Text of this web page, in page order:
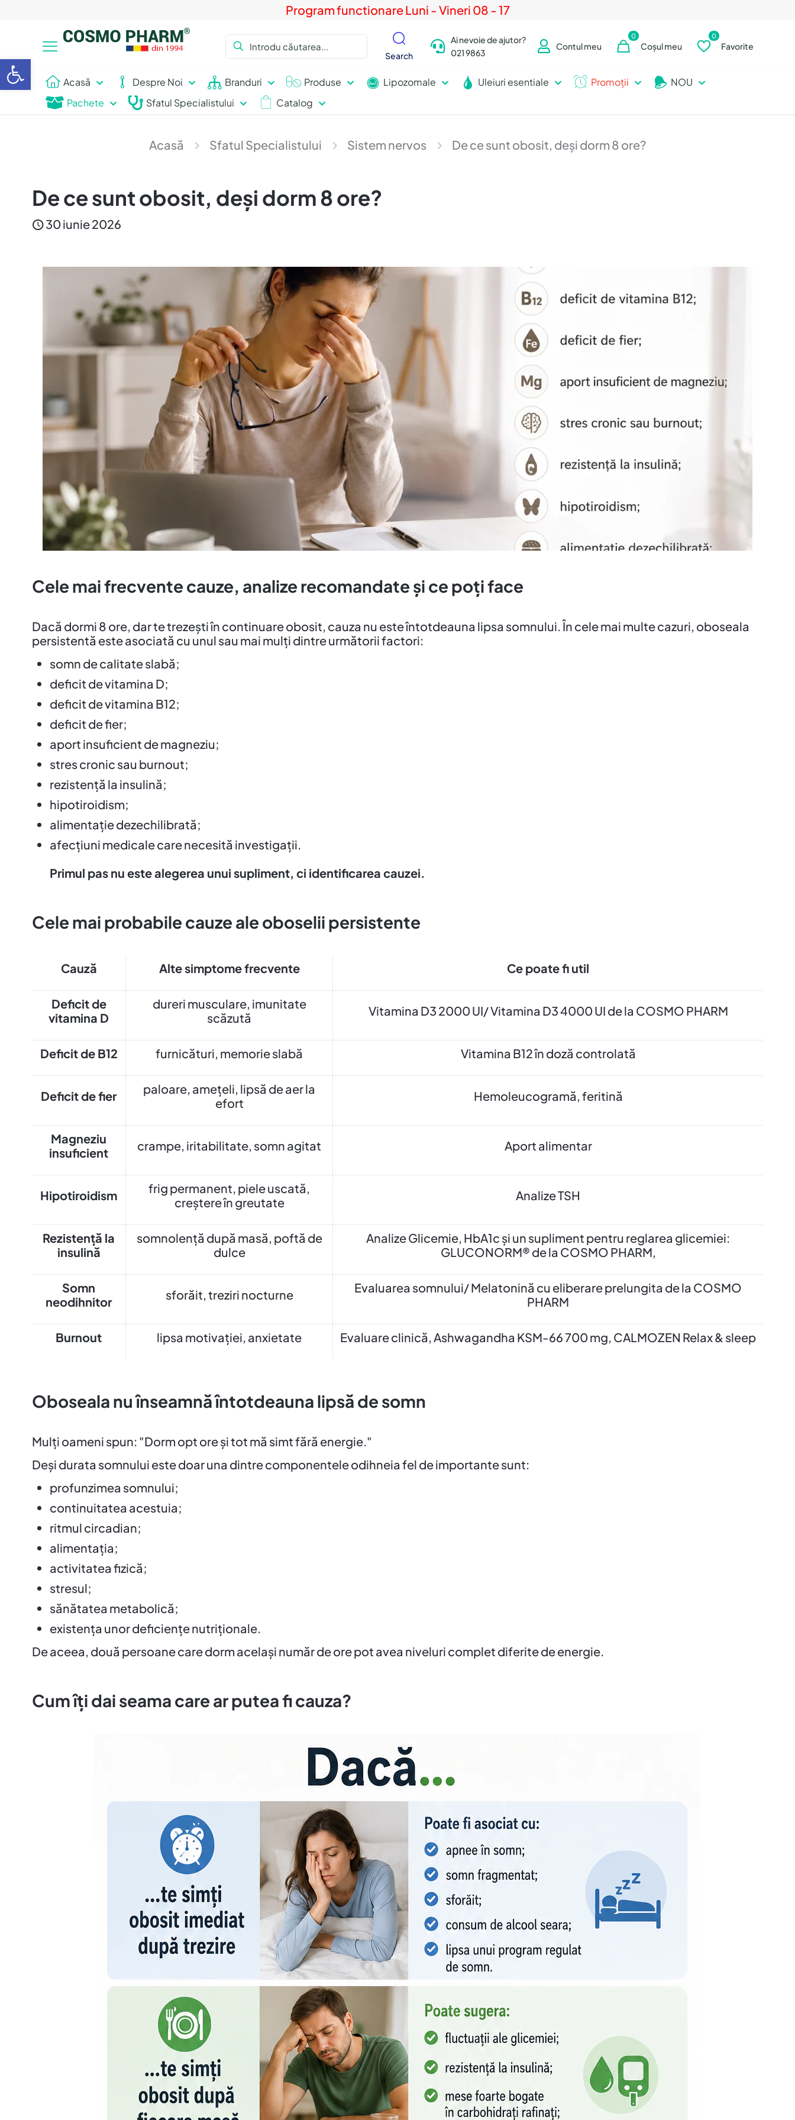
Program functionare Luni - Vineri 08 - 17
Search
Ai nevoie de ajutor?
021 9863
Contul meu
0
Coșul meu
0
Favorite
Acasă Despre Noi Branduri Produse Lipozomale Uleiuri esentiale Promoții
NOU
Pachete
Sfatul Specialistului Catalog
Acasă Sfatul Specialistului Sistem nervos De ce sunt obosit, deși dorm 8 ore?
De ce sunt obosit, deși dorm 8 ore?
30 iunie 2026
Cele mai frecvente cauze, analize recomandate și ce poți face
Dacă dormi 8 ore, dar te trezești în continuare obosit, cauza nu este întotdeauna lipsa somnului. În cele mai multe cazuri, oboseala
persistentă este asociată cu unul sau mai mulți dintre următorii factori:
somn de calitate slabă;
deficit de vitamina D;
deficit de vitamina B12;
deficit de fier;
aport insuficient de magneziu;
stres cronic sau burnout;
rezistență la insulină;
hipotiroidism;
alimentație dezechilibrată;
afecțiuni medicale care necesită investigații.
Primul pas nu este alegerea unui supliment, ci identificarea cauzei.
Cele mai probabile cauze ale oboselii persistente
Cauză Alte simptome frecvente Ce poate fi util
Deficit de
vitamina D
dureri musculare, imunitate
scăzută
Vitamina D3 2000 UI/ Vitamina D3 4000 UI de la COSMO PHARM
Deficit de B12 furnicături, memorie slabă Vitamina B12 în doză controlată
Deficit de fier
paloare, amețeli, lipsă de aer la
efort
Hemoleucogramă, feritină
Magneziu
insuficient
crampe, iritabilitate, somn agitat Aport alimentar
Hipotiroidism
frig permanent, piele uscată,
creștere în greutate
Analize TSH
Rezistență la
insulină
somnolență după masă, poftă de
dulce
Analize Glicemie, HbA1c și un supliment pentru reglarea glicemiei:
GLUCONORM® de la COSMO PHARM,
Somn
neodihnitor
sforăit, treziri nocturne
Evaluarea somnului/ Melatonină cu eliberare prelungita de la COSMO
PHARM
Burnout lipsa motivației, anxietate Evaluare clinică, Ashwagandha KSM-66 700 mg, CALMOZEN Relax & sleep
Oboseala nu înseamnă întotdeauna lipsă de somn
Mulți oameni spun: "Dorm opt ore și tot mă simt fără energie."
Deși durata somnului este doar una dintre componentele odihneia fel de importante sunt:
profunzimea somnului;
continuitatea acestuia;
ritmul circadian;
alimentația;
activitatea fizică;
stresul;
sănătatea metabolică;
existența unor deficiențe nutriționale.
De aceea, două persoane care dorm același număr de ore pot avea niveluri complet diferite de energie.
Cum îți dai seama care ar putea fi cauza?
Deschide bara de unelte